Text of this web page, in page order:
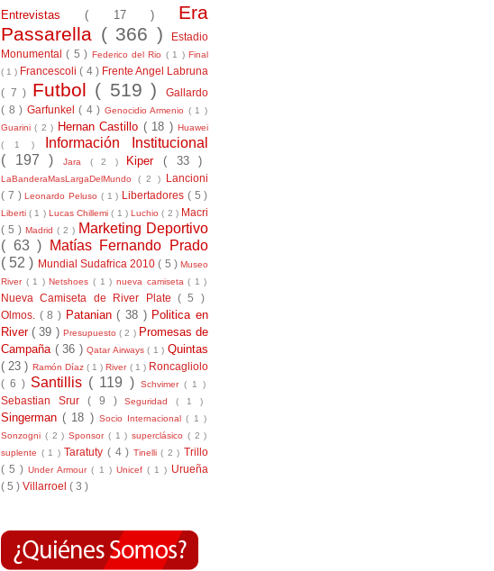
Entrevistas( 17 ) Era
Passarella ( 366 )
Estadio
Monumental( 5 ) Federico del Rio ( 1 )Final
( 1 ) Francescoli( 4 ) Frente Angel Labruna
( 7 ) Futbol ( 519 )Gallardo
( 8 ) Garfunkel ( 4 ) Genocidio Armenio ( 1 )
Guarini( 2 ) Hernan Castillo ( 18 )Huawei
( 1 )
Información Institucional
( 197 )
Jara ( 2 ) Kiper( 33 )
LaBanderaMasLargaDelMundo ( 2 ) Lancioni
( 7 )Leonardo Peluso ( 1 ) Libertadores ( 5 )
Liberti( 1 ) Lucas Chillemi( 1 )Luchio( 2 ) Macri
( 5 ) Madrid ( 2 ) Marketing Deportivo
( 63 )
Matías Fernando Prado
( 52 ) Mundial Sudafrica 2010( 5 )Museo
River ( 1 )Netshoes( 1 ) nueva camiseta( 1 )
Nueva Camiseta de River Plate ( 5 )
Olmos. ( 8 ) Patanian( 38 ) Politica en
River( 39 ) Presupuesto( 2 ) Promesas de
Campaña ( 36 )Qatar Airways( 1 )Quintas
( 23 ) Ramón Díaz ( 1 )River ( 1 ) Roncagliolo
( 6 ) Santillis ( 119 ) Schvimer ( 1 )
Sebastian Srur ( 9 )Seguridad( 1 )
Singerman( 18 ) Socio Internacional( 1 )
Sonzogni ( 2 ) Sponsor ( 1 ) superclásico ( 2 )
suplente ( 1 ) Taratuty ( 4 ) Tinelli( 2 ) Trillo
( 5 )Under Armour( 1 ) Unicef ( 1 ) Urueña
( 5 ) Villarroel ( 3 )